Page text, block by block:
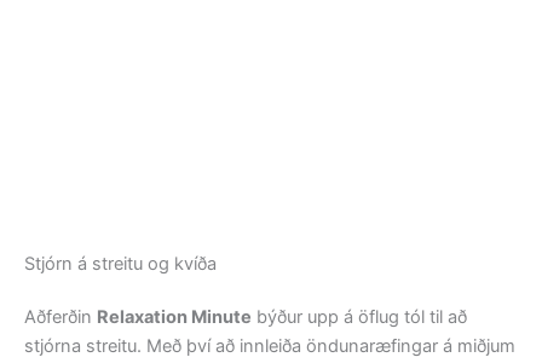
Stjórn á streitu og kvíða
Aðferðin Relaxation Minute býður upp á öflug tól til að
stjórna streitu. Með því að innleiða öndunaræfingar á miðjum